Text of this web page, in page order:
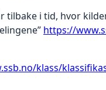
tilbake i tid, hvor
https://
klass/